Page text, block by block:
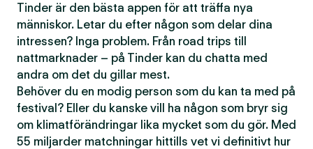
Tinder är den bästa appen för att träffa nya
människor. Letar du efter någon som delar dina
intressen? Inga problem. Från road trips till
nattmarknader – på Tinder kan du chatta med
andra om det du gillar mest.
Behöver du en modig person som du kan ta med på
festival? Eller du kanske vill ha någon som bryr sig
om klimatförändringar lika mycket som du gör. Med
55 miljarder matchningar hittills vet vi definitivt hur